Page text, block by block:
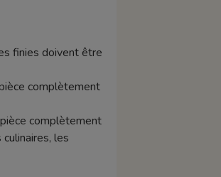
finies doivent être
complètement
complètement
les